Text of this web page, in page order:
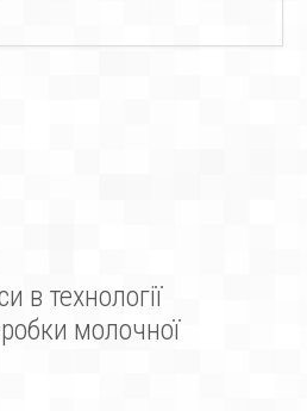
в технології
молочної